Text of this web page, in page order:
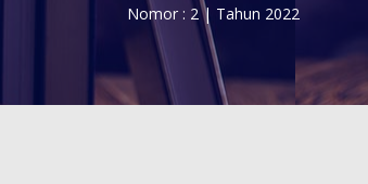
Nomor : 2 | Tahun 2022